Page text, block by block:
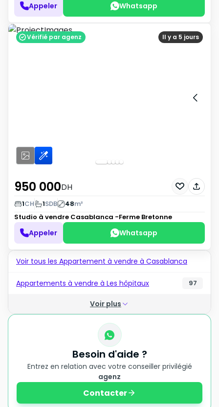
Appeler Whatsapp
Il y a 5 jours
Vérifié par agenz
950 000DH
1CH 1SDB 48m²
Studio à vendre Casablanca -Ferme Bretonne
Appeler Whatsapp
Voir tous les Appartement à vendre à Casablanca
Appartements à vendre à Les hôpitaux 97
Voir plus
Besoin d'aide ?
Entrez en relation avec votre conseiller privilégié
agenz
Contacter